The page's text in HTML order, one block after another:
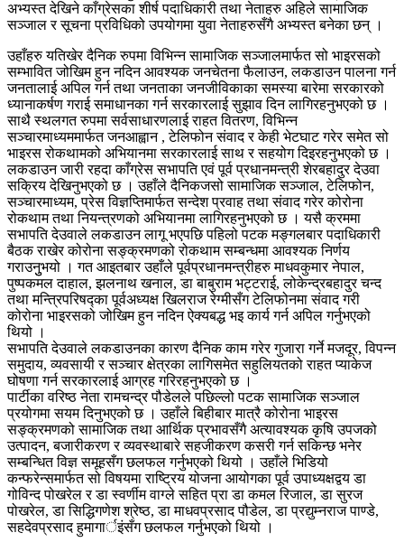
अभ्यस्त देखिने काँग्रेसका शीर्ष पदाधिकारी तथा नेताहरु अहिले सामाजिक
सञ्जाल र सूचना प्रविधिको उपयोगमा युवा नेताहरुसँगै अभ्यस्त बनेका छन् ।
उहाँहरु यतिखेर दैनिक रुपमा विभिन्न सामाजिक सञ्जालमार्फत सो भाइरसको
सम्भावित जोखिम हुन नदिन आवश्यक जनचेतना फैलाउन, लकडाउन पालना गर्न
जनतालाई अपिल गर्न तथा जनताका जनजीविकाका समस्या बारेमा सरकारको
ध्यानाकर्षण गराई समाधानका गर्न सरकारलाई सुझाव दिन लागिरहनुभएको छ ।
साथै स्थलगत रुपमा सर्वसाधारणलाई राहत वितरण, विभिन्न
सञ्चारमाध्यममार्फत जनआह्वान , टेलिफोन संवाद र केही भेटघाट गरेर समेत सो
भाइरस रोकथामको अभियानमा सरकारलाई साथ र सहयोग दिइरहनुभएको छ ।
लकडाउन जारी रहदा काँग्रेस सभापति एवं पूर्व प्रधानमन्त्री शेरबहादुर देउवा
सक्रिय देखिनुभएको छ । उहाँले दैनिकजसो सामाजिक सञ्जाल, टेलिफोन,
सञ्चारमाध्यम, प्रेस विज्ञप्तिमार्फत सन्देश प्रवाह तथा संवाद गरेर कोरोना
रोकथाम तथा नियन्त्रणको अभियानमा लागिरहनुभएको छ । यसै क्रममा
सभापति देउवाले लकडाउन लागू भएपछि पहिलो पटक मङ्गलबार पदाधिकारी
बैठक राखेर कोरोना सङ्क्रमणको रोकथाम सम्बन्धमा आवश्यक निर्णय
गराउनुुभयो । गत आइतबार उहाँले पूर्वप्रधानमन्त्रीहरु माधवकुमार नेपाल,
पुष्पकमल दाहाल, झलनाथ खनाल, डा बाबुराम भट्टराई, लोकेन्द्रबहादुर चन्द
तथा मन्त्रिपरिषद्का पूर्वअध्यक्ष खिलराज रेग्मीसँग टेलिफोनमा संवाद गरी
कोरोना भाइरसको जोखिम हुन नदिन ऐक्यबद्ध भइ कार्य गर्न अपिल गर्नुभएको
थियो ।
सभापति देउवाले लकडाउनका कारण दैनिक काम गरेर गुजारा गर्ने मजदूर, विपन्न
समुदाय, व्यवसायी र सञ्चार क्षेत्रका लागिसमेत सहुलियतको राहत प्याकेज
घोषणा गर्न सरकारलाई आग्रह गरिरहनुभएको छ ।
पार्टीका वरिष्ठ नेता रामचन्द्र पौडेलले पछिल्लो पटक सामाजिक सञ्जाल
प्रयोगमा सयम दिनुभएको छ । उहाँले बिहीबार मात्रै कोरोना भाइरस
सङ्क्रमणको सामाजिक तथा आर्थिक प्रभावसँगै अत्यावश्यक कृषि उपजको
उत्पादन, बजारीकरण र व्यवस्थाबारे सहजीकरण कसरी गर्न सकिन्छ भनेर
सम्बन्धित विज्ञ समूहसँग छलफल गर्नुभएको थियो । उहाँले भिडियो
कन्फरेन्समार्फत सो विषयमा राष्ट्रिय योजना आयोगका पूर्व उपाध्यक्षद्वय डा
गोविन्द पोखरेल र डा स्वर्णीम वाग्ले सहित प्रा डा कमल रिजाल, डा सुरज
पोखरेल, डा सिद्धिगणेश श्रेष्ठ, डा माधवप्रसाद पौडेल, डा प्रद्युम्नराज पाण्डे,
सहदेवप्रसाद हुमागार्इंसँग छलफल गर्नुभएको थियो ।